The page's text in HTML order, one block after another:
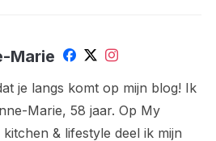
Marie
je langs komt op mijn blog! Ik
Marie, 58 jaar. Op My
& lifestyle deel ik mijn